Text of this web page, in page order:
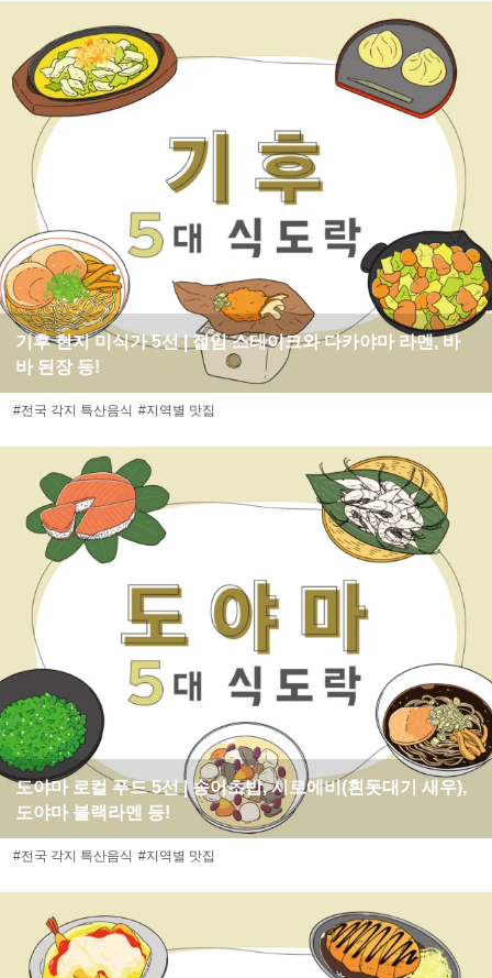
기후 현지 미식가 5선 | 절임 스테이크와 다카야마 라멘, 바
바 된장 등!
#전국 각지 특산음식 #지역별 맛집
도야마 로컬 푸드 5선 | 송어초밥, 시로에비(흰돗대기 새우),
도야마 블랙라멘 등!
#전국 각지 특산음식 #지역별 맛집